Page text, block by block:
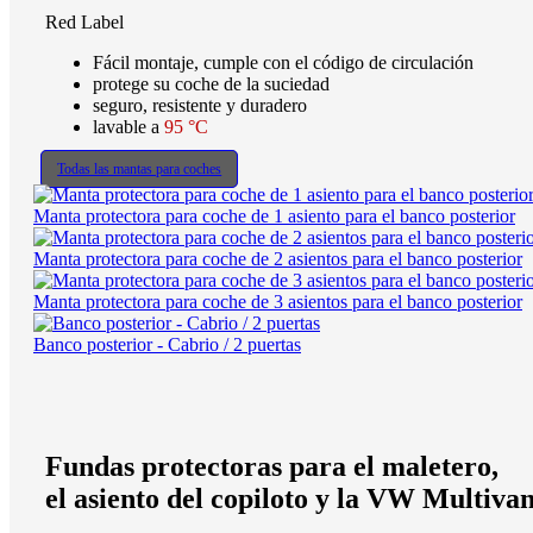
Red Label
Fácil montaje, cumple con el código de circulación
protege su coche de la suciedad
seguro, resistente y duradero
lavable a 95 °C
Todas las mantas para coches
Manta protectora para coche de 1 asiento para el banco posterior
Manta protectora para coche de 2 asientos para el banco posterior
Manta protectora para coche de 3 asientos para el banco posterior
Banco posterior - Cabrio / 2 puertas
Fundas protectoras para el maletero,
el asiento del copiloto y la VW